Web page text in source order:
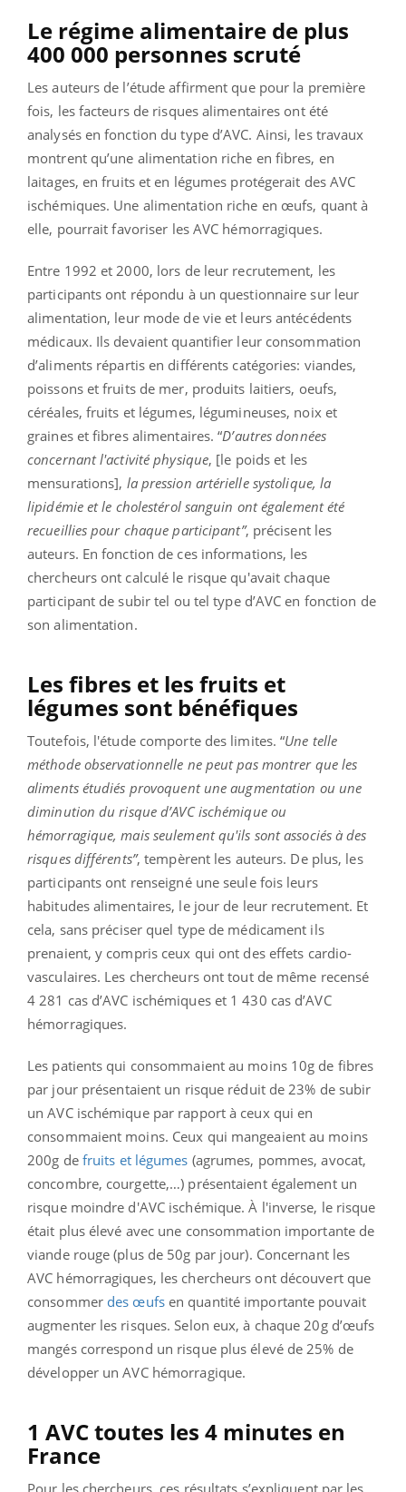
Le régime alimentaire de plus
400 000 personnes scruté
Les auteurs de l’étude affirment que pour la première
fois, les facteurs de risques alimentaires ont été
analysés en fonction du type d’AVC. Ainsi, les travaux
montrent qu’une alimentation riche en fibres, en
laitages, en fruits et en légumes protégerait des AVC
ischémiques. Une alimentation riche en œufs, quant à
elle, pourrait favoriser les AVC hémorragiques.
Entre 1992 et 2000, lors de leur recrutement, les
participants ont répondu à un questionnaire sur leur
alimentation, leur mode de vie et leurs antécédents
médicaux. Ils devaient quantifier leur consommation
d’aliments répartis en différents catégories: viandes,
poissons et fruits de mer, produits laitiers, oeufs,
céréales, fruits et légumes, légumineuses, noix et
graines et fibres alimentaires. “D’autres données
concernant l'activité physique, [le poids et les
mensurations], la pression artérielle systolique, la
lipidémie et le cholestérol sanguin ont également été
recueillies pour chaque participant”, précisent les
auteurs. En fonction de ces informations, les
chercheurs ont calculé le risque qu'avait chaque
participant de subir tel ou tel type d’AVC en fonction de
son alimentation.
Les fibres et les fruits et
légumes sont bénéfiques
Toutefois, l'étude comporte des limites. “Une telle
méthode observationnelle ne peut pas montrer que les
aliments étudiés provoquent une augmentation ou une
diminution du risque d’AVC ischémique ou
hémorragique, mais seulement qu'ils sont associés à des
risques différents”, tempèrent les auteurs. De plus, les
participants ont renseigné une seule fois leurs
habitudes alimentaires, le jour de leur recrutement. Et
cela, sans préciser quel type de médicament ils
prenaient, y compris ceux qui ont des effets cardio-
vasculaires. Les chercheurs ont tout de même recensé
4 281 cas d’AVC ischémiques et 1 430 cas d’AVC
hémorragiques.
Les patients qui consommaient au moins 10g de fibres
par jour présentaient un risque réduit de 23% de subir
un AVC ischémique par rapport à ceux qui en
consommaient moins. Ceux qui mangeaient au moins
200g de fruits et légumes (agrumes, pommes, avocat,
concombre, courgette,…) présentaient également un
risque moindre d'AVC ischémique. À l'inverse, le risque
était plus élevé avec une consommation importante de
viande rouge (plus de 50g par jour). Concernant les
AVC hémorragiques, les chercheurs ont découvert que
consommer des œufsen quantité importante pouvait
augmenter les risques. Selon eux, à chaque 20g d’œufs
mangés correspond un risque plus élevé de 25% de
développer un AVC hémorragique.
1 AVC toutes les 4 minutes en
France
Pour les chercheurs, ces résultats s’expliquent par les